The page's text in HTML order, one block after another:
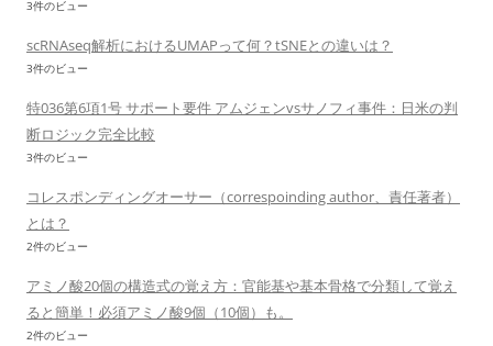
3件のビュー
scRNAseq解析におけるUMAPって何？tSNEとの違いは？
3件のビュー
特036第6項1号 サポート要件 アムジェンvsサノフィ事件：日米の判
断ロジック完全比較
3件のビュー
コレスポンディングオーサー（correspoinding author、責任著者）
とは？
2件のビュー
アミノ酸20個の構造式の覚え方：官能基や基本骨格で分類して覚え
ると簡単！必須アミノ酸9個（10個）も。
2件のビュー